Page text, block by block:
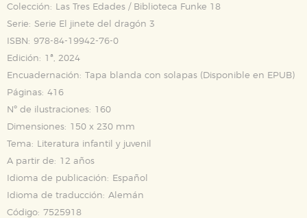
Colección:
Las Tres Edades / Biblioteca Funke 18
Serie: Serie El jinete del dragón 3
ISBN: 978-84-19942-76-0
Edición: 1ª, 2024
Encuadernación: Tapa blanda con solapas (Disponible en EPUB)
Páginas: 416
Nº de ilustraciones: 160
Dimensiones: 150 x 230 mm
Tema:
Literatura infantil y juvenil
A partir de: 12 años
Idioma de publicación:
Español
Idioma de traducción: Alemán
Código: 7525918